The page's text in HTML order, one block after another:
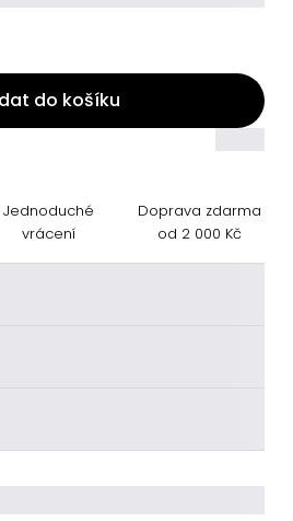
do košíku
Jednoduché
vrácení
Doprava zdarma
od 2 000 Kč